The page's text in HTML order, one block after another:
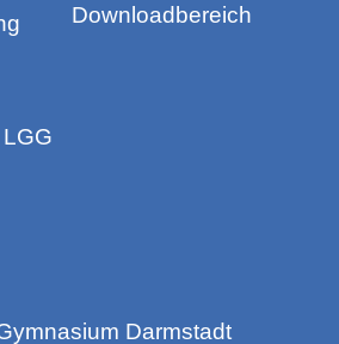
Darmstadt
Downloadbereich